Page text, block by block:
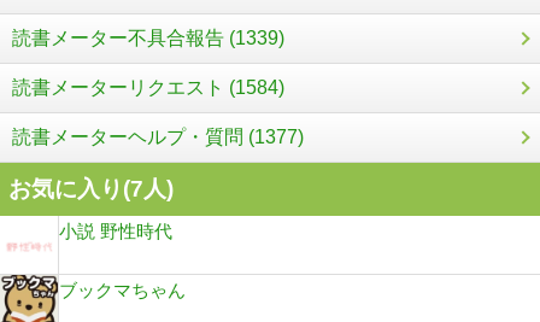
読書メーター不具合報告 (1339)
読書メーターリクエスト (1584)
読書メーターヘルプ・質問 (1377)
お気に入り(7人)
小説 野性時代
ブックマちゃん